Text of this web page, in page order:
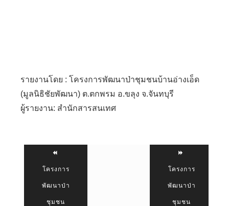
รายงานโดย : โครงการพัฒนาป่าชุมชนบ้านอ่างเอ็ด
(มูลนิธิชัยพัฒนา) ต.ตกพรม อ.ขลุง จ.จันทบุรี
ผู้รายงาน: สำนักสารสนเทศ
โครงการ
พัฒนาป่า
ชุมชน
โครงการ
พัฒนาป่า
ชุมชน